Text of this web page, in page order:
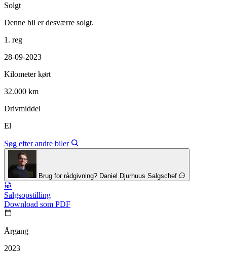
Solgt
Denne bil er desværre solgt.
1. reg
28-09-2023
Kilometer kørt
32.000 km
Drivmiddel
El
Søg efter andre biler
Brug for rådgivning? Daniel Djurhuus Salgschef
Salgsopstilling
Download som PDF
Årgang
2023